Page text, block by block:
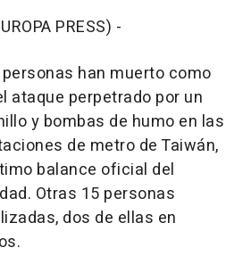
PRESS) -
han muerto como
ataque perpetrado por un
y bombas de humo en las
de metro de Taiwán,
balance oficial del
Otras 15 personas
dos de ellas en